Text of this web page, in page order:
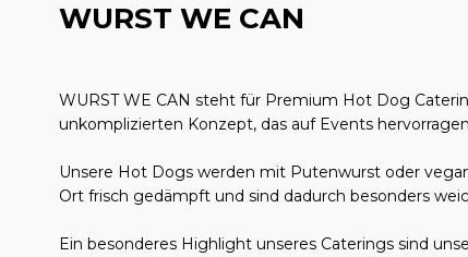
WURST WE CAN
WURST WE CAN steht für Premium Hot Dog
unkomplizierten Konzept, das auf Events
Unsere Hot Dogs werden mit Putenwurst oder
Ort frisch gedämpft und sind dadurch besonders
Ein besonderes Highlight unseres Caterings sind